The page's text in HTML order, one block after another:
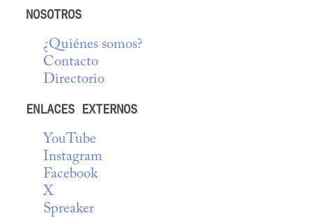
NOSOTROS
¿Quiénes somos?
Contacto
Directorio
ENLACES EXTERNOS
YouTube
Instagram
Facebook
X
Spreaker